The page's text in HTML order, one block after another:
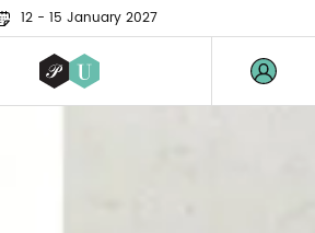
12 - 15 January 2027